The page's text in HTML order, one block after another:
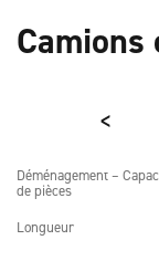
Camions
<
Déménagement –
de pièces
Longueur
Déménagement –
de pièces
Longueur